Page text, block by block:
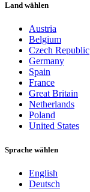
Land wählen
Austria
Belgium
Czech Republic
Germany
Spain
France
Great Britain
Netherlands
Poland
United States
Sprache wählen
English
Deutsch